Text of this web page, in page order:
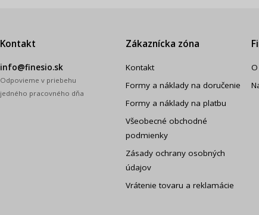
Kontakt
info@finesio.sk
Odpovieme v priebehu
jedného pracovného dňa
Zákaznícka zóna
Kontakt
Formy a náklady na doručenie
Formy a náklady na platbu
Všeobecné obchodné
podmienky
Zásady ochrany osobných
údajov
Vrátenie tovaru a reklamácie